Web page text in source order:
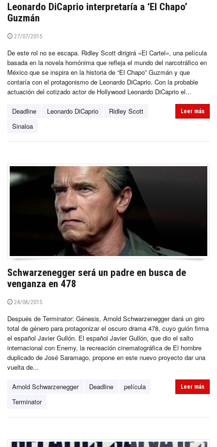
Leonardo DiCaprio interpretaría a ‘El Chapo’
Guzmán
27/07/2015
De este rol no se escapa. Ridley Scott dirigirá «El Cartel«, una película
basada en la novela homónima que refleja el mundo del narcotráfico en
México que se inspira en la historia de “El Chapo” Guzmán y que
contaría con el protagonismo de Leonardo DiCaprio. Con la probable
actuación del cotizado actor de Hollywood Leonardo DiCaprio el...
Deadline Leonardo DiCaprio
Ridley Scott
Sinaloa
Leer más
Schwarzenegger será un padre en busca de
venganza en 478
24/06/2015
Después de Terminator: Génesis, Arnold Schwarzenegger dará un giro
total de género para protagonizar el oscuro drama 478, cuyo guión firma
el español Javier Gullón. El español Javier Gullón, que dio el salto
internacional con Enemy, la recreación cinematográfica de El hombre
duplicado de José Saramago, propone en este nuevo proyecto dar una
vuelta de...
Arnold Schwarzenegger Deadline
película
Terminator
Leer más